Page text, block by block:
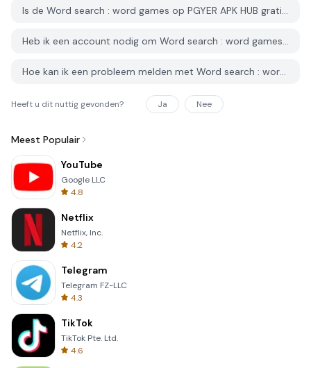
Is de Word search : word games op PGYER APK HUB gratis te downloaden?
Heb ik een account nodig om Word search : word games van PGYER APK HUB te downloaden?
Hoe kan ik een probleem melden met Word search : word games op PGYER APK HUB?
Heeft u dit nuttig gevonden? Ja Nee
Meest Populair
YouTube
Google LLC
4.8
Netflix
Netflix, Inc.
4.2
Telegram
Telegram FZ-LLC
4.3
TikTok
TikTok Pte. Ltd.
4.6